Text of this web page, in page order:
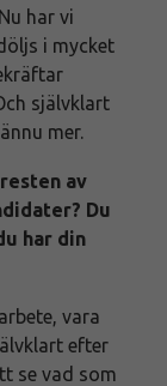
har vi
i mycket
självklart
mer.
av
Du
har din
vara
efter
se vad som